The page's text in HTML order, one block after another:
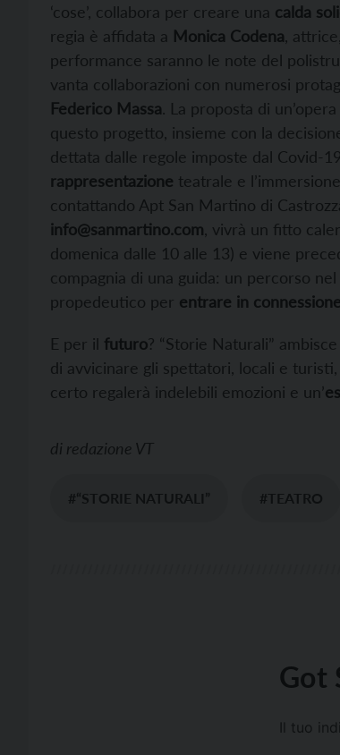
‘cose’, collabora per creare una calda
regia è affidata a Monica Codena ,
performance saranno le note del
vanta collaborazioni con numerosi
Federico Massa. La proposta di
questo progetto, insieme con la
dettata dalle regole imposte dal Covid-
rappresentazione teatrale e
contattando Apt San Martino di
info@sanmartino.com , vivrà un fitto
domenica dalle 10 alle 13) e viene
compagnia di una guida: un percorso
propedeutico per entrare in
E per il futuro? “Storie Naturali”
di avvicinare gli spettatori, locali e turisti,
certo regalerà indelebili emozioni e un’
di redazione VT
#“STORIE NATURALI” #TEATRO
Got
Il tuo